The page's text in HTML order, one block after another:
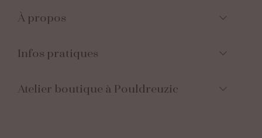
À propos
Infos pratiques
Atelier boutique à Pouldreuzic